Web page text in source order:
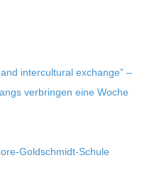
inter­cul­tu­ral exch­ange” –
ver­brin­gen eine Woche
Goldschmidt-Schule